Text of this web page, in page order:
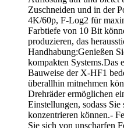
Zuschneiden und in der
4K/60p, F-Log2 für
Farbtiefe von 10 Bit
produzieren, das
Handhabung:Genießen
kompakten Systems.Das
Bauweise der X-HF1
überallhin mitnehmen
Drehräder ermöglichen
Einstellungen, sodass
konzentrieren können.-
Sie sich von unscharfen